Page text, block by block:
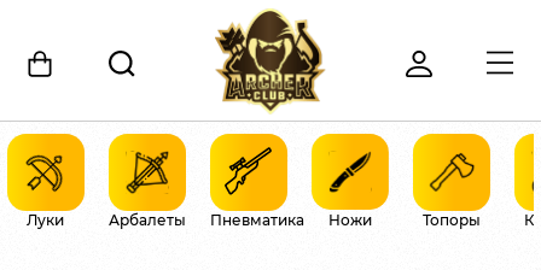
Луки Арбалеты Пневматика Ножи Топоры